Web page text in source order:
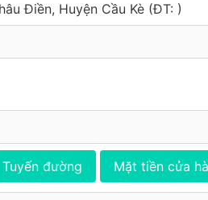
Điền, Huyện Cầu Kè (ÐT: )
Tuyến đường Mặt tiền cửa